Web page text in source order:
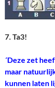
7. Ta3!
´Deze zet
maar
kunnen laten